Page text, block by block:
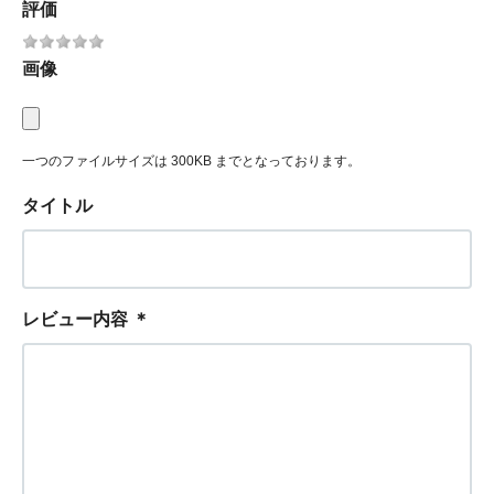
評価
画像
一つのファイルサイズは 300KB までとなっております。
タイトル
レビュー内容 ＊